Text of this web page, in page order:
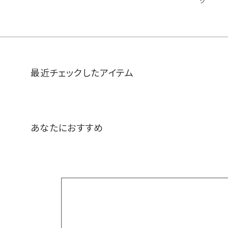
ク
最近チェックしたアイテム
あなたにおすすめ